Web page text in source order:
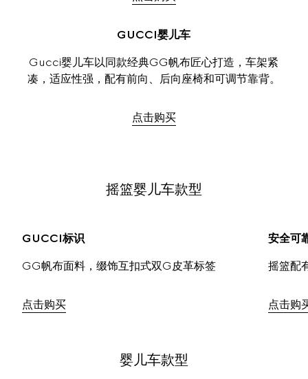
GUCCI婴儿车
Gucci婴儿车以同款经典GG帆布匠心打造，车架紧
凑，适应性强，配有前向、后向座椅和可调节靠背。
点击购买
摇篮婴儿车款型
GUCCI标识
GG帆布面料，缀饰互扣式双G皮革标签
点击购买
安全可
摇篮配
点击购
婴儿车款型